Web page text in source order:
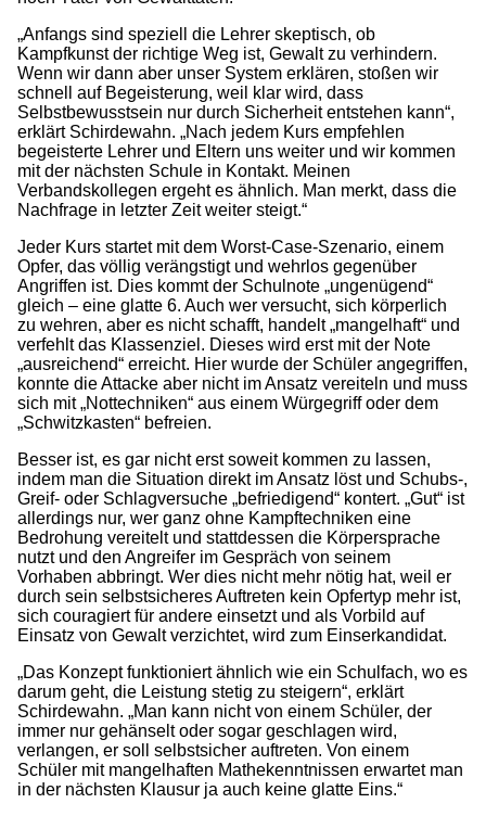
„Anfangs sind speziell die Lehrer skeptisch, ob
Kampfkunst der richtige Weg ist, Gewalt zu verhindern.
Wenn wir dann aber unser System erklären, stoßen wir
schnell auf Begeisterung, weil klar wird, dass
Selbstbewusstsein nur durch Sicherheit entstehen kann“,
erklärt Schirdewahn. „Nach jedem Kurs empfehlen
begeisterte Lehrer und Eltern uns weiter und wir kommen
mit der nächsten Schule in Kontakt. Meinen
Verbandskollegen ergeht es ähnlich. Man merkt, dass die
Nachfrage in letzter Zeit weiter steigt.“
Jeder Kurs startet mit dem Worst-Case-Szenario, einem
Opfer, das völlig verängstigt und wehrlos gegenüber
Angriffen ist. Dies kommt der Schulnote „ungenügend“
gleich – eine glatte 6. Auch wer versucht, sich körperlich
zu wehren, aber es nicht schafft, handelt „mangelhaft“ und
verfehlt das Klassenziel. Dieses wird erst mit der Note
„ausreichend“ erreicht. Hier wurde der Schüler angegriffen,
konnte die Attacke aber nicht im Ansatz vereiteln und muss
sich mit „Nottechniken“ aus einem Würgegriff oder dem
„Schwitzkasten“ befreien.
Besser ist, es gar nicht erst soweit kommen zu lassen,
indem man die Situation direkt im Ansatz löst und Schubs-,
Greif- oder Schlagversuche „befriedigend“ kontert. „Gut“ ist
allerdings nur, wer ganz ohne Kampftechniken eine
Bedrohung vereitelt und stattdessen die Körpersprache
nutzt und den Angreifer im Gespräch von seinem
Vorhaben abbringt. Wer dies nicht mehr nötig hat, weil er
durch sein selbstsicheres Auftreten kein Opfertyp mehr ist,
sich couragiert für andere einsetzt und als Vorbild auf
Einsatz von Gewalt verzichtet, wird zum Einserkandidat.
„Das Konzept funktioniert ähnlich wie ein Schulfach, wo es
darum geht, die Leistung stetig zu steigern“, erklärt
Schirdewahn. „Man kann nicht von einem Schüler, der
immer nur gehänselt oder sogar geschlagen wird,
verlangen, er soll selbstsicher auftreten. Von einem
Schüler mit mangelhaften Mathekenntnissen erwartet man
in der nächsten Klausur ja auch keine glatte Eins.“